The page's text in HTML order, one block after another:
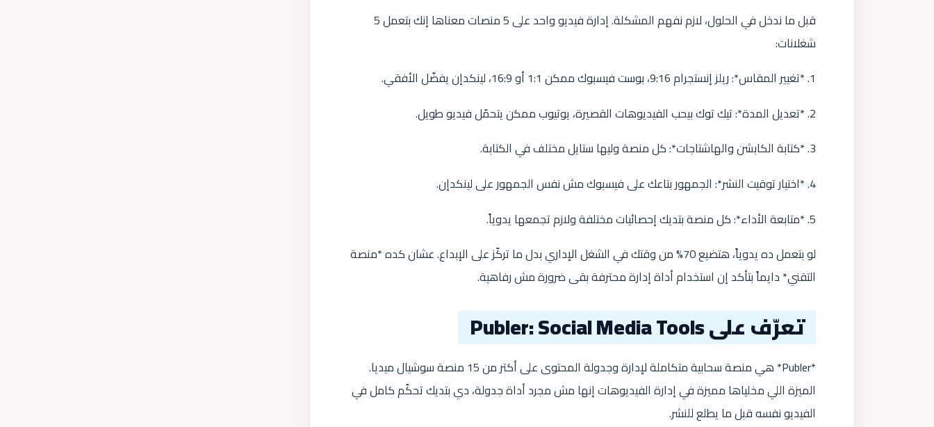
قبل ما ندخل في الحلول، لازم نفهم المشكلة. إدارة فيديو واحد على 5 منصات معناها إنك بتعمل 5
شغلانات:
1. *تغيير المقاس*: ريلز إنستجرام 9:16، بوست فيسبوك ممكن 1:1 أو 16:9، لينكدإن يفضّل الأفقي.
2. *تعديل المدة*: تيك توك بيحب الفيديوهات القصيرة، يوتيوب ممكن يتحمّل فيديو طويل.
3. *كتابة الكابشن والهاشتاجات*: كل منصة وليها ستايل مختلف في الكتابة.
4. *اختيار توقيت النشر*: الجمهور بتاعك على فيسبوك مش نفس الجمهور على لينكدإن.
5. *متابعة الأداء*: كل منصة بتديك إحصائيات مختلفة ولازم تجمعها يدوياً.
لو بتعمل ده يدوياً، هتضيع 70% من وقتك في الشغل الإداري بدل ما تركّز على الإبداع. عشان كده *منصة
التقني* دايماً بتأكد إن استخدام أداة إدارة محترفة بقى ضرورة مش رفاهية.
تعرّف على Publer: Social Media Tools
*Publer* هي منصة سحابية متكاملة لإدارة وجدولة المحتوى على أكتر من 15 منصة سوشيال ميديا.
الميزة اللي مخلياها مميزة في إدارة الفيديوهات إنها مش مجرد أداة جدولة، دي بتديك تحكّم كامل في
الفيديو نفسه قبل ما يطلع للنشر.